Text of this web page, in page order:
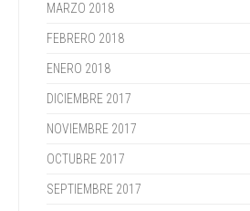
MARZO 2018
FEBRERO 2018
ENERO 2018
DICIEMBRE 2017
NOVIEMBRE 2017
OCTUBRE 2017
SEPTIEMBRE 2017